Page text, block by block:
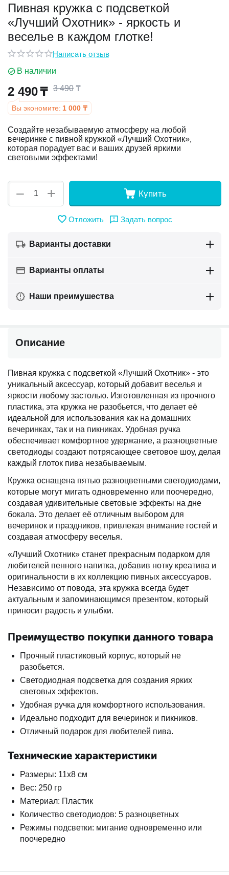
Пивная кружка с подсветкой
«Лучший Охотник» - яркость и
веселье в каждом глотке!
Написать отзыв
В наличии
2 490₸ 3 490 ₸
Вы экономите: 1 000 ₸
Создайте незабываемую атмосферу на любой
вечеринке с пивной кружкой «Лучший Охотник»,
которая порадует вас и ваших друзей яркими
световыми эффектами!
+
− Купить
Отложить Задать вопрос
Варианты доставки
Варианты оплаты
Наши преимушества
Описание
Пивная кружка с подсветкой «Лучший Охотник» - это
уникальный аксессуар, который добавит веселья и
яркости любому застолью. Изготовленная из прочного
пластика, эта кружка не разобьется, что делает её
идеальной для использования как на домашних
вечеринках, так и на пикниках. Удобная ручка
обеспечивает комфортное удержание, а разноцветные
светодиоды создают потрясающее световое шоу, делая
каждый глоток пива незабываемым.
Кружка оснащена пятью разноцветными светодиодами,
которые могут мигать одновременно или поочередно,
создавая удивительные световые эффекты на дне
бокала. Это делает её отличным выбором для
вечеринок и праздников, привлекая внимание гостей и
создавая атмосферу веселья.
«Лучший Охотник» станет прекрасным подарком для
любителей пенного напитка, добавив нотку креатива и
оригинальности в их коллекцию пивных аксессуаров.
Независимо от повода, эта кружка всегда будет
актуальным и запоминающимся презентом, который
приносит радость и улыбки.
Преимущество покупки данного товара
Прочный пластиковый корпус, который не
разобьется.
Светодиодная подсветка для создания ярких
световых эффектов.
Удобная ручка для комфортного использования.
Идеально подходит для вечеринок и пикников.
Отличный подарок для любителей пива.
Технические характеристики
Размеры: 11х8 см
Вес: 250 гр
Материал: Пластик
Количество светодиодов: 5 разноцветных
Режимы подсветки: мигание одновременно или
поочередно